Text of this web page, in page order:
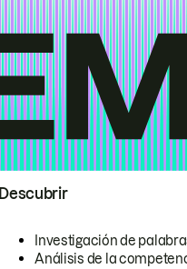
Descubrir
Investigación de
Análisis de la